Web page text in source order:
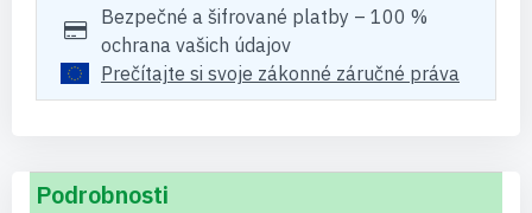
Bezpečné a šifrované platby – 100 %
ochrana vašich údajov
Prečítajte si svoje zákonné záručné práva
Podrobnosti